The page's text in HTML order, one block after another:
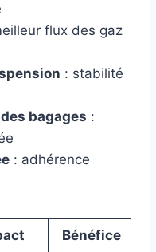
flux des gaz
: stabilité
bagages :
: adhérence
Bénéfice